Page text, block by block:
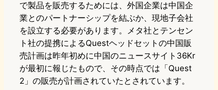
o
n
y
o
k
で製品を販売するためには、外国企業は中国企
業とのパートナーシップを結ぶか、現地子会社
を設立する必要があります。メタ社とテンセン
ト社の提携によるQuestヘッドセットの中国販
売計画は昨年初めに中国のニュースサイト36Kr
が最初に報じたもので、その時点では「Quest
2」の販売が計画されていたとされています。